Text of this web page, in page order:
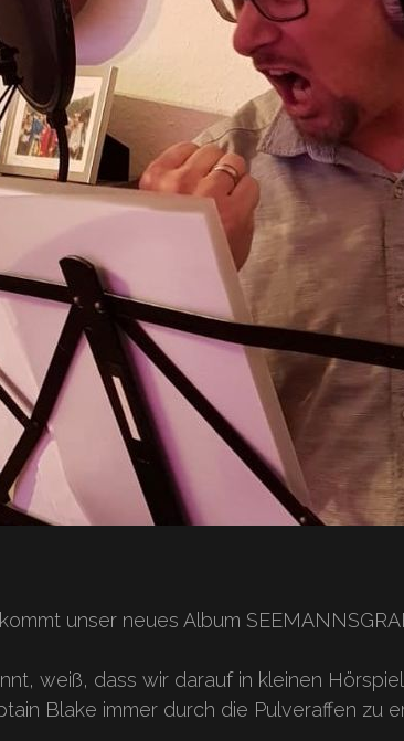
unser neues Album
weiß, dass wir darauf in kleinen
Blake immer durch die Pulveraffen zu